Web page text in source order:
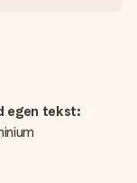
egen tekst: